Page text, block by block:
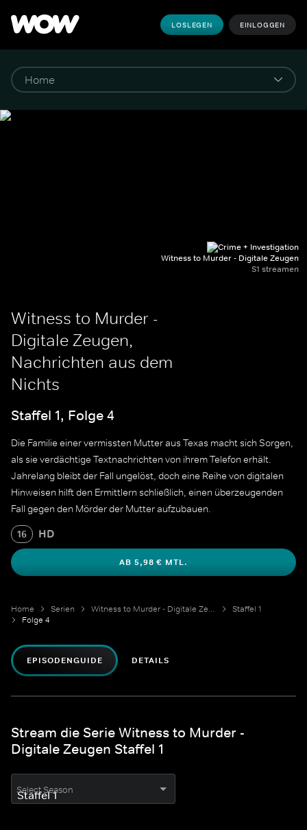
LOSLEGEN EINLOGGEN
Witness to Murder - Digitale Zeugen
S1 streamen
Witness to Murder -
Digitale Zeugen,
Nachrichten aus dem
Nichts
Staffel 1, Folge 4
Die Familie einer vermissten Mutter aus Texas macht sich Sorgen,
als sie verdächtige Textnachrichten von ihrem Telefon erhält.
Jahrelang bleibt der Fall ungelöst, doch eine Reihe von digitalen
Hinweisen hilft den Ermittlern schließlich, einen überzeugenden
Fall gegen den Mörder der Mutter aufzubauen.
16 HD
AB 5,98 € MTL.
Home Serien Witness to Murder - Digitale Zeugen
Staffel 1
Folge 4
EPISODENGUIDE DETAILS
Stream die Serie Witness to Murder -
Digitale Zeugen Staffel 1
Select Season